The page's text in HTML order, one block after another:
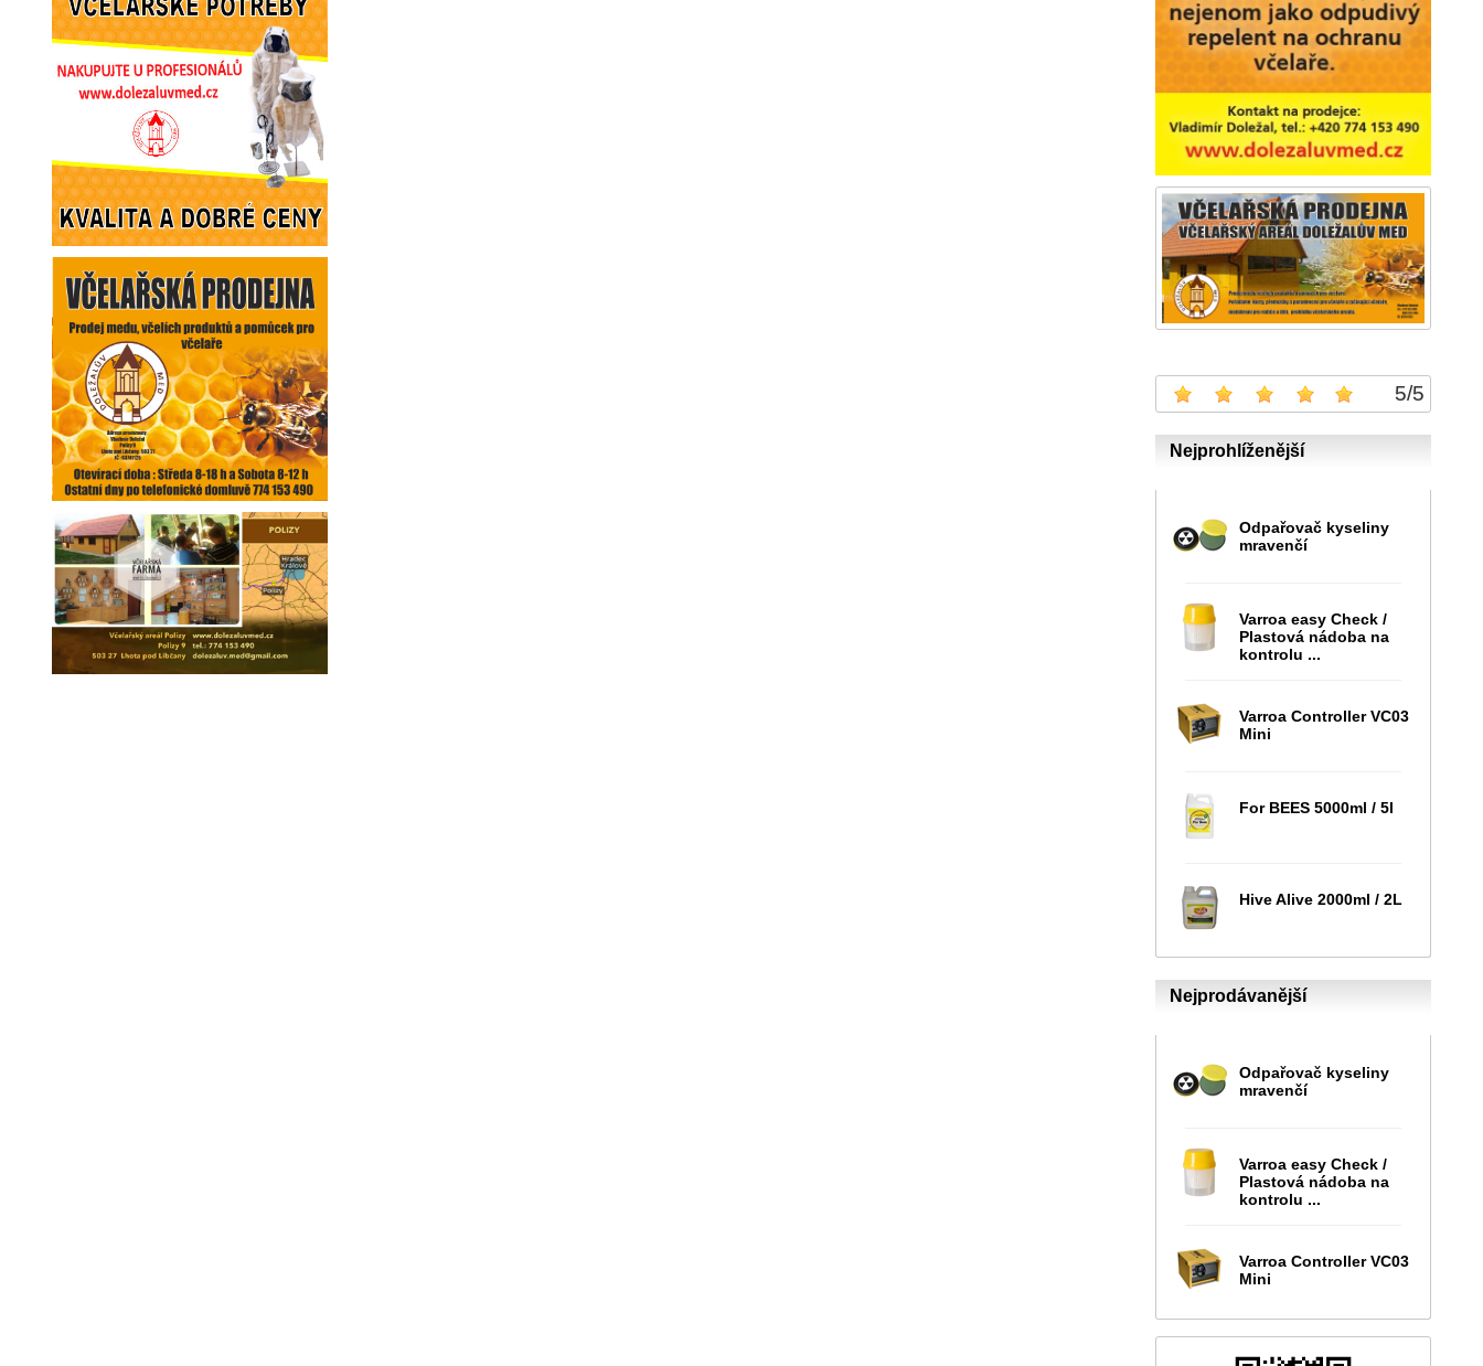
5/5
Nejprohlíženější
Odpařovač kyseliny
mravenčí
Varroa easy Check /
Plastová nádoba na
kontrolu ...
Varroa Controller VC03
Mini
For BEES 5000ml / 5l
Hive Alive 2000ml / 2L
Nejprodávanější
Odpařovač kyseliny
mravenčí
Varroa easy Check /
Plastová nádoba na
kontrolu ...
Varroa Controller VC03
Mini